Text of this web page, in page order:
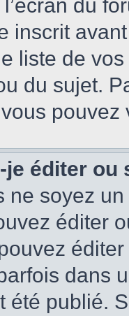
du
inscrit
liste de
du sujet.
je éditer
ne soyez
éditer
dans
été publié.